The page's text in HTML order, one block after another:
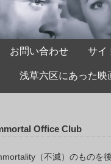
お問い合わせ サイ
浅草六区にあった映
Office Club
（不滅）のものを